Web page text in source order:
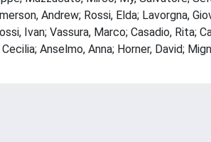
Andrew; Rossi, Elda; Lavorgna,
Ivan; Vassura, Marco; Casadio, Rita;
Anselmo, Anna; Horner, David;